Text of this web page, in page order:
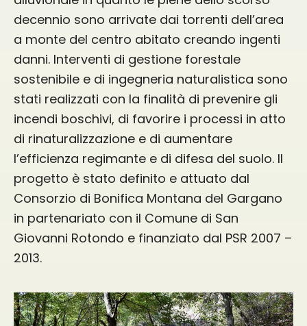
decennio sono arrivate dai torrenti dell’area
a monte del centro abitato creando ingenti
danni. Interventi di gestione forestale
sostenibile e di ingegneria naturalistica sono
stati realizzati con la finalità di prevenire gli
incendi boschivi, di favorire i processi in atto
di rinaturalizzazione e di aumentare
l’efficienza regimante e di difesa del suolo. Il
progetto è stato definito e attuato dal
Consorzio di Bonifica Montana del Gargano
in partenariato con il Comune di San
Giovanni Rotondo e finanziato dal PSR 2007 –
2013.